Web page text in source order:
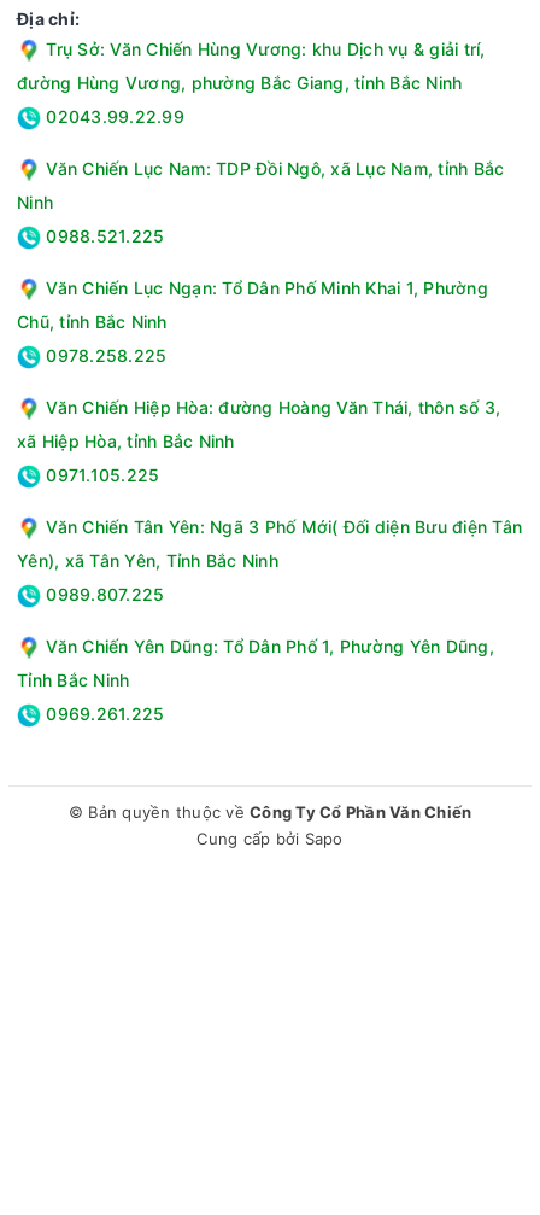
Địa chỉ:
Trụ Sở: Văn Chiến Hùng Vương: khu Dịch vụ & giải trí,
đường Hùng Vương, phường Bắc Giang, tỉnh Bắc Ninh
02043.99.22.99
Văn Chiến Lục Nam: TDP Đồi Ngô, xã Lục Nam, tỉnh Bắc
Ninh
0988.521.225
Văn Chiến Lục Ngạn: Tổ Dân Phố Minh Khai 1, Phường
Chũ, tỉnh Bắc Ninh
0978.258.225
Văn Chiến Hiệp Hòa: đường Hoàng Văn Thái, thôn số 3,
xã Hiệp Hòa, tỉnh Bắc Ninh
0971.105.225
Văn Chiến Tân Yên: Ngã 3 Phố Mới( Đối diện Bưu điện Tân
Yên), xã Tân Yên, Tỉnh Bắc Ninh
0989.807.225
Văn Chiến Yên Dũng: Tổ Dân Phố 1, Phường Yên Dũng,
Tỉnh Bắc Ninh
0969.261.225
© Bản quyền thuộc về Công Ty Cổ Phần Văn Chiến
Cung cấp bởi Sapo